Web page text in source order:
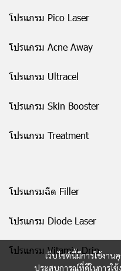
เว็บไซต์นี้มีการใช้งา
ประสบการณ์ที่ดีในการใช้
โปรแกรม Pico Laser
โปรแกรม Acne Away
โปรแกรม Ultracel
โปรแกรม Skin Booster
โปรแกรม Treatment
โปรแกรมฉีด Filler
โปรแกรม Diode Laser
โปรแกรม Vitamin Drip